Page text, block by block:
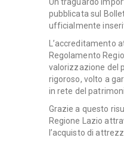
pubblicata sul
ufficialmente
L’accreditamento
Regolamento
valorizzazione del
rigoroso, volto a
in rete del
Grazie a questo
Regione Lazio
l’acquisto di